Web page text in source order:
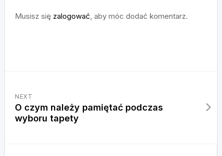
Musisz się zalogować, aby móc dodać komentarz.
NEXT
O czym należy pamiętać podczas
wyboru tapety